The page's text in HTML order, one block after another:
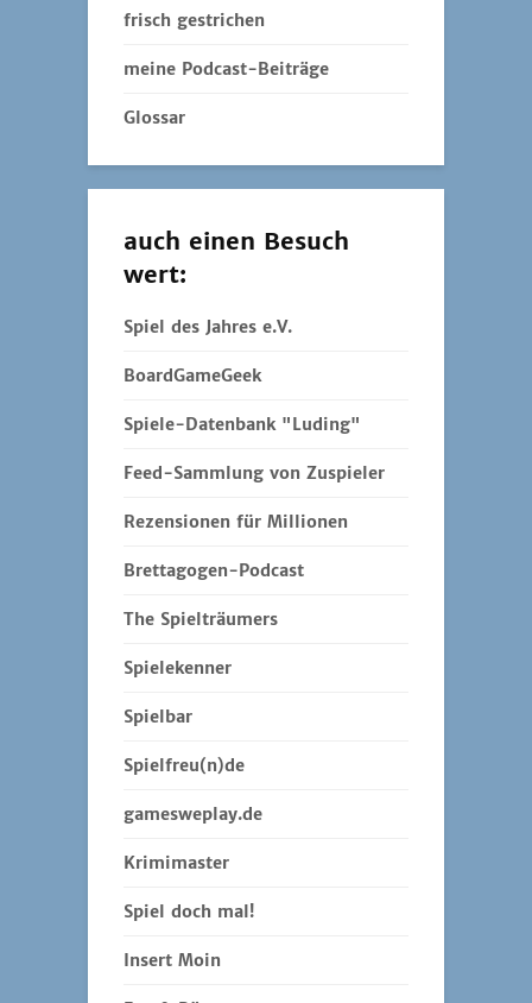
frisch gestrichen
meine Podcast-Beiträge
Glossar
auch einen Besuch
wert:
Spiel des Jahres e.V.
BoardGameGeek
Spiele-Datenbank "Luding"
Feed-Sammlung von Zuspieler
Rezensionen für Millionen
Brettagogen-Podcast
The Spielträumers
Spielekenner
Spielbar
Spielfreu(n)de
gamesweplay.de
Krimimaster
Spiel doch mal!
Insert Moin